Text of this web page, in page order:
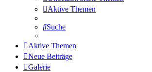
Aktive Themen
Suche
Aktive Themen
Neue Beiträge
Galerie